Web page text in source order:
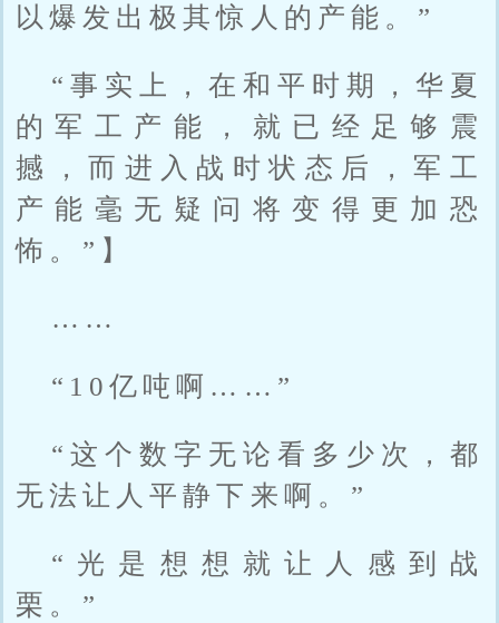
以爆发出极其惊人的产能。”
“事实上，在和平时期，华夏
的军工产能，就已经足够震
撼，而进入战时状态后，军工
产能毫无疑问将变得更加恐
怖。”】
……
“10亿吨啊……”
“这个数字无论看多少次，都
无法让人平静下来啊。”
“光是想想就让人感到战
栗。”